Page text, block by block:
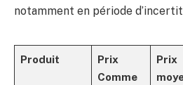
notamment en période
Produit
Prix
Comme
Prix